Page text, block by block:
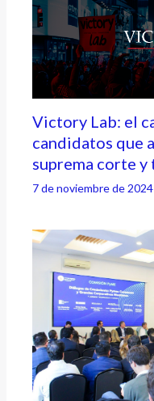
Victory Lab: el
candidatos que
suprema corte
7 de noviembre de 2024